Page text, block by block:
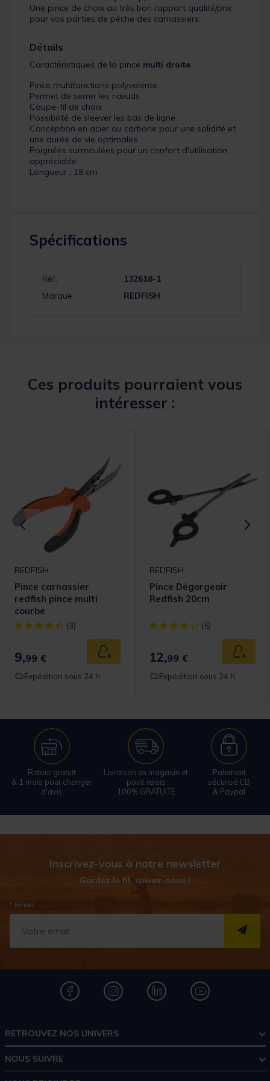
Une pince de choix au très bon rapport qualité/prix
pour vos parties de pêche des carnassiers.
Détails
Caractéristiques de la pince multi droite :
Pince multifonctions polyvalente
Permet de serrer les nœuds
Coupe-fil de choix
Possibilité de sleever les bas de ligne
Conception en acier au carbone pour une solidité et
une durée de vie optimales
Poignées surmoulées pour un confort d'utilisation
appréciable
Longueur : 18 cm
Spécifications
Réf.
132618-1
Marque
REDFISH
Ces produits pourraient vous
intéresser :
panier
REDFISH
Pince carnassier
redfish pince multi
courbe
[object Object] out of 5 Customer Rating
(3)
9,99 € Ajouter au panier
Expédition sous 24 h
REDFISH
Pince Dégorgeoir
Redfish 20cm
[object Object] out of 5
(5)
12,99 €
Expédition sous 24 h
Retour gratuit
& 1 mois pour changer
d'avis
Livraison en magasin et
point relais
100% GRATUITE
Paiement
sécurisé CB
& Paypal
Inscrivez-vous à notre newsletter
Gardez le fil, suivez-nous !
* Email
RETROUVEZ NOS UNIVERS
NOUS SUIVRE